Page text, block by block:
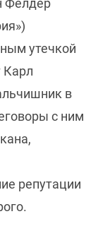
утечкой
в
с ним
репутации